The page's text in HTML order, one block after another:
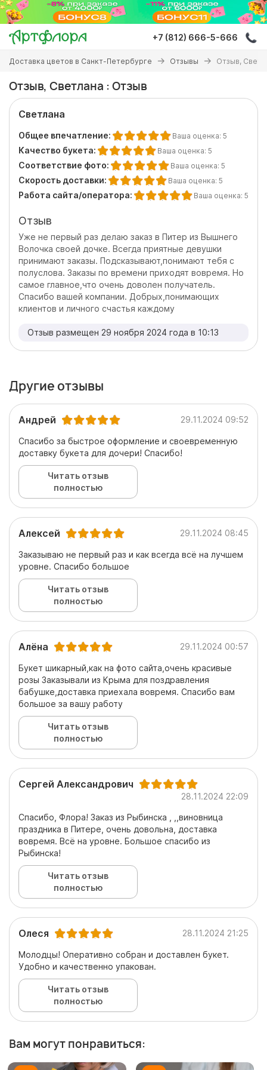
Перейти
основному
содержанию
+7 (812) 666-5-666
Вы
здесь
Доставка цветов в Санкт-Петербурге Отзывы Отзыв,
Отзыв, Светлана : Отзыв
Светлана
Общее впечатление: Ваша оценка: 5
Качество букета: Ваша оценка: 5
Соответствие фото: Ваша оценка: 5
Скорость доставки: Ваша оценка: 5
Работа сайта/оператора: Ваша оценка: 5
Отзыв
Уже не первый раз делаю заказ в Питер из Вышнего
Волочка своей дочке. Всегда приятные девушки
принимают заказы. Подсказывают,понимают тебя с
полуслова. Заказы по времени приходят вовремя. Но
самое главное,что очень доволен получатель.
Спасибо вашей компании. Добрых,понимающих
клиентов и личного счастья каждому
Отзыв размещен 29 ноября 2024 года в 10:13
Другие отзывы
Андрей 29.11.2024 09:52
Спасибо за быстрое оформление и своевременную
доставку букета для дочери! Спасибо!
Читать отзыв
полностью
Алексей 29.11.2024 08:45
Заказываю не первый раз и как всегда всё на лучшем
уровне. Спасибо большое
Читать отзыв
полностью
Алёна 29.11.2024 00:57
Букет шикарный,как на фото сайта,очень красивые
розы Заказывали из Крыма для поздравления
бабушке,доставка приехала вовремя. Спасибо вам
большое за вашу работу
Читать отзыв
полностью
Сергей Александрович
28.11.2024 22:09
Спасибо, Флора! Заказ из Рыбинска , ,,виновница
праздника в Питере, очень довольна, доставка
вовремя. Всё на уровне. Большое спасибо из
Рыбинска!
Читать отзыв
полностью
Олеся 28.11.2024 21:25
Молодцы! Оперативно собран и доставлен букет.
Удобно и качественно упакован.
Читать отзыв
полностью
Вам могут понравиться: